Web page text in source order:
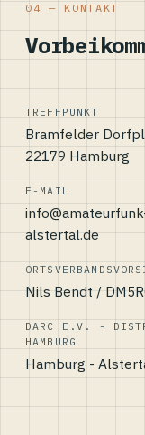
04 — KONTAKT
TREFFPUNKT
Bramfelder
22179 Hamburg
E-MAIL
alstertal.de
Nils Bendt /
DARC E.V. -
HAMBURG
Hamburg -